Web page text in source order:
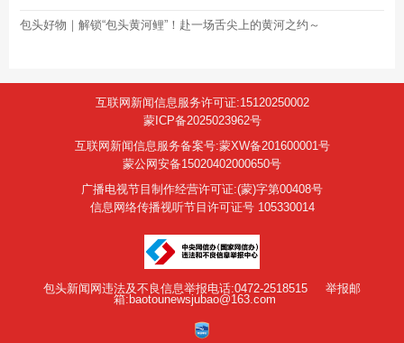
包头好物｜解锁“包头黄河鲤”！赴一场舌尖上的黄河之约～
互联网新闻信息服务许可证:15120250002
蒙ICP备2025023962号
互联网新闻信息服务备案号:蒙XW备201600001号
蒙公网安备15020402000650号
广播电视节目制作经营许可证:(蒙)字第00408号
信息网络传播视听节目许可证号 105330014
包头新闻网违法及不良信息举报电话:0472-2518515
举报邮
箱:baotounewsjubao@163.com